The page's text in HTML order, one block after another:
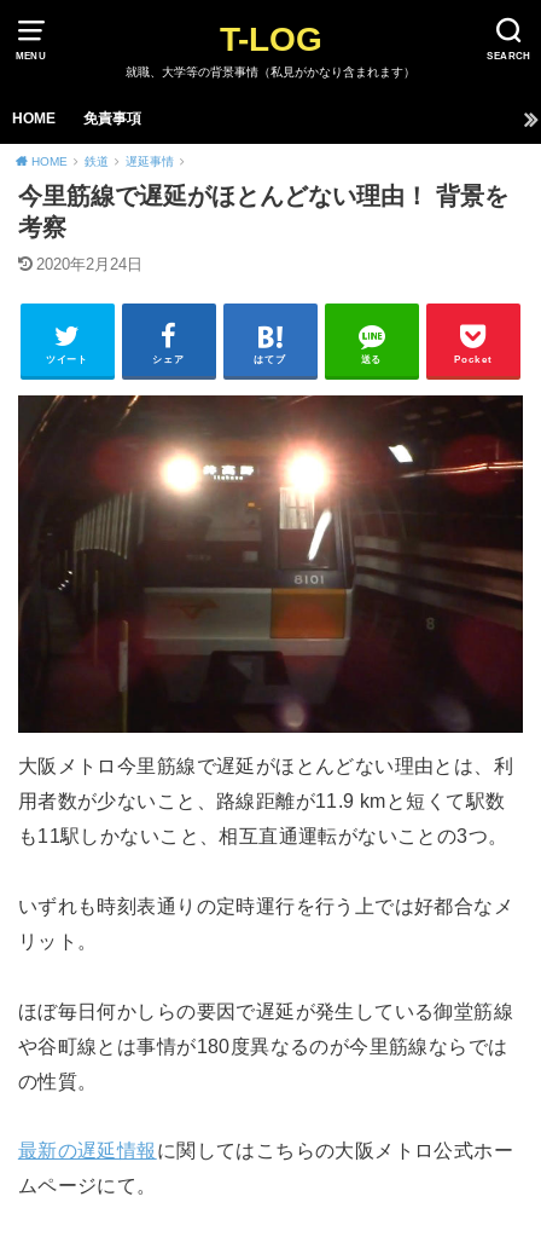
MENU SEARCH
T-LOG
就職、大学等の背景事情（私見がかなり含まれます）
HOME 免責事項
HOME 鉄道 遅延事情
今里筋線で遅延がほとんどない理由！ 背景を
考察
2020年2月24日
ツイート シェア はてブ 送る Pocket
大阪メトロ今里筋線で遅延がほとんどない理由とは、利
用者数が少ないこと、路線距離が11.9 kmと短くて駅数
も11駅しかないこと、相互直通運転がないことの3つ。
いずれも時刻表通りの定時運行を行う上では好都合なメ
リット。
ほぼ毎日何かしらの要因で遅延が発生している御堂筋線
や谷町線とは事情が180度異なるのが今里筋線ならでは
の性質。
最新の遅延情報 に関してはこちらの大阪メトロ公式ホー
ムページにて。